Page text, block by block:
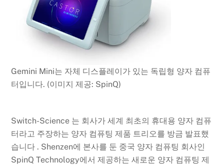
Gemini Mini는 자체 디스플레이가 있는 독립형 양자 컴퓨
터입니다. (이미지 제공: SpinQ)
Switch-Science 는 회사가 세계 최초의 휴대용 양자 컴퓨
터라고 주장하는 양자 컴퓨팅 제품 트리오를 방금 발표했
습니다 . Shenzen에 본사를 둔 중국 양자 컴퓨팅 회사인
SpinQ Technology에서 제공하는 새로운 양자 컴퓨팅 제